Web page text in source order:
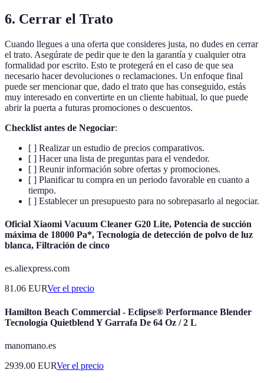
6. Cerrar el Trato
Cuando llegues a una oferta que consideres justa, no dudes en cerrar
el trato. Asegúrate de pedir que te den la garantía y cualquier otra
formalidad por escrito. Esto te protegerá en el caso de que sea
necesario hacer devoluciones o reclamaciones. Un enfoque final
puede ser mencionar que, dado el trato que has conseguido, estás
muy interesado en convertirte en un cliente habitual, lo que puede
abrir la puerta a futuras promociones o descuentos.
Checklist antes de Negociar:
[ ] Realizar un estudio de precios comparativos.
[ ] Hacer una lista de preguntas para el vendedor.
[ ] Reunir información sobre ofertas y promociones.
[ ] Planificar tu compra en un periodo favorable en cuanto a
tiempo.
[ ] Establecer un presupuesto para no sobrepasarlo al negociar.
Oficial Xiaomi Vacuum Cleaner G20 Lite, Potencia de succión
máxima de 18000 Pa*, Tecnología de detección de polvo de luz
blanca, Filtración de cinco
es.aliexpress.com
81.06 EURVer el precio
Hamilton Beach Commercial - Eclipse® Performance Blender
Tecnología Quietblend Y Garrafa De 64 Oz / 2 L
manomano.es
2939.00 EURVer el precio